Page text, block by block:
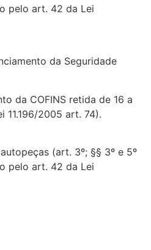
pelo art. 42 da Lei
da Seguridade
da COFINS retida de 16 a
11.196/2005 art. 74).
(art. 3º; §§ 3º e 5º
pelo art. 42 da Lei